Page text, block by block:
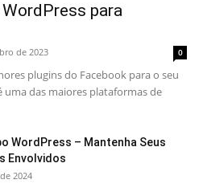
para
de 2023 0
plugins do Facebook para o seu
uma das maiores plataformas de
WordPress – Mantenha Seus
Envolvidos
2024